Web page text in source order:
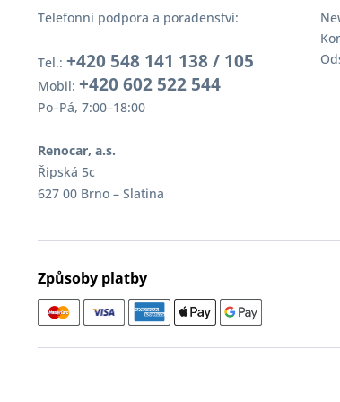
Telefonní podpora a poradenství:
Tel.: +420 548 141 138 / 105
Mobil: +420 602 522 544
Po–Pá, 7:00–18:00
Renocar, a.s.
Řipská 5c
627 00 Brno – Slatina
Způsoby platby